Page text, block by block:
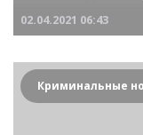
02.04.2021 06:43